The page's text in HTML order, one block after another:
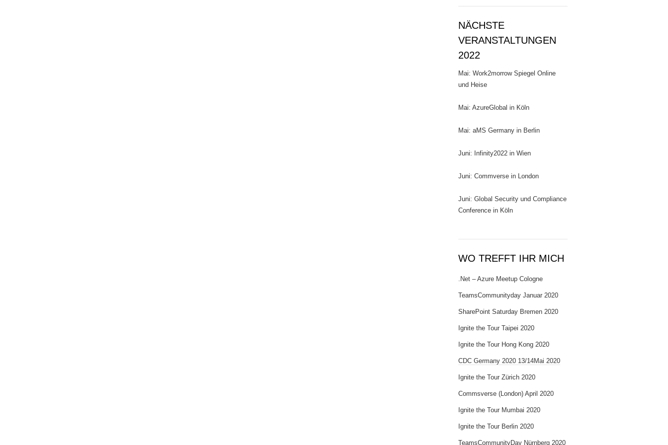
NÄCHSTE
VERANSTALTUNGEN
2022
Mai: Work2morrow Spiegel Online
und Heise
Mai: AzureGlobal in Köln
Mai: aMS Germany in Berlin
Juni: Infinity2022 in Wien
Juni: Commverse in London
Juni: Global Security und Compliance
Conference in Köln
WO TREFFT IHR MICH
.Net – Azure Meetup Cologne
TeamsCommunityday Januar 2020
SharePoint Saturday Bremen 2020
Ignite the Tour Taipei 2020
Ignite the Tour Hong Kong 2020
CDC Germany 2020 13/14Mai 2020
Ignite the Tour Zürich 2020
Commsverse (London) April 2020
Ignite the Tour Mumbai 2020
Ignite the Tour Berlin 2020
TeamsCommunityDay Nürnberg 2020